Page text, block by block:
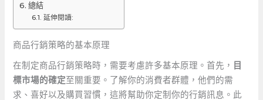
總結
延伸閱讀:
商品行銷策略的基本原理
在制定商品行銷策略時，需要考慮許多基本原理。首先， 目
標市場的確定至關重要。了解你的消費者群體，他們的需
求、喜好以及購買習慣，這將幫助你定制你的行銷訊息。此